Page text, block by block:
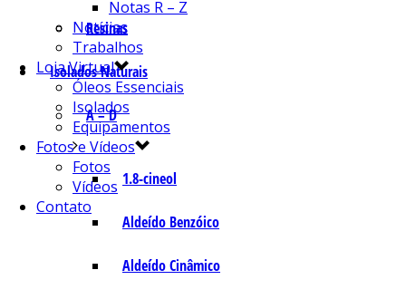
Resinas
Isolados Naturais
A – D
1.8-cineol
Aldeído Benzóico
Aldeído Cinâmico
Notas R – Z
Notícias
Trabalhos
Loja Virtual
Óleos Essenciais
Isolados
Equipamentos
Fotos e Vídeos
Fotos
Vídeos
Contato